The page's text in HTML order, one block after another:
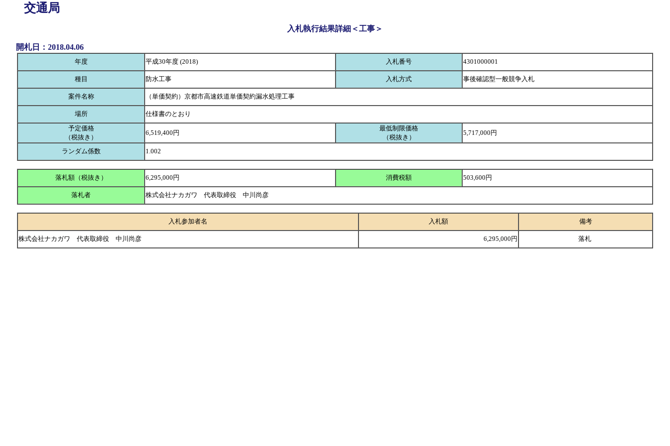
交通局
入札執行結果詳細＜工事＞
開札日：2018.04.06
年度 平成30年度 (2018) 入札番号 4301000001
種目 防水工事 入札方式 事後確認型一般競争入札
案件名称 （単価契約）京都市高速鉄道単価契約漏水処理工事
場所
仕様書のとおり
予定価格
（税抜き）
6,519,400円
最低制限価格
（税抜き）
5,717,000円
ランダム係数 1.002
落札額（税抜き） 6,295,000円 消費税額 503,600円
落札者 株式会社ナカガワ 代表取締役 中川尚彦
入札参加者名 入札額 備考
株式会社ナカガワ 代表取締役 中川尚彦 6,295,000円 落札